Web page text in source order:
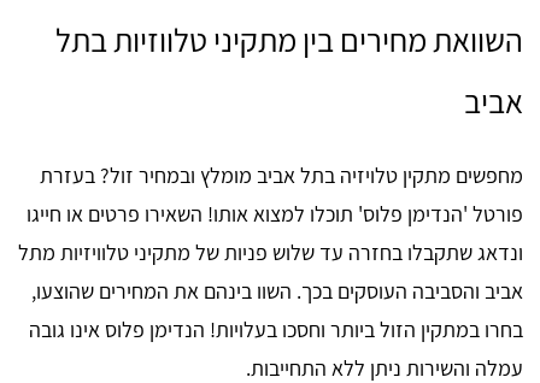
השוואת מחירים בין מתקיני טלווזיות בתל
אביב
מחפשים מתקין טלויזיה בתל אביב מומלץ ובמחיר זול? בעזרת
פורטל 'הנדימן פלוס' תוכלו למצוא אותו! השאירו פרטים או חייגו
ונדאג שתקבלו בחזרה עד שלוש פניות של מתקיני טלוויזיות מתל
אביב והסביבה העוסקים בכך. השוו בינהם את המחירים שהוצעו,
בחרו במתקין הזול ביותר וחסכו בעלויות! הנדימן פלוס אינו גובה
עמלה והשירות ניתן ללא התחייבות.